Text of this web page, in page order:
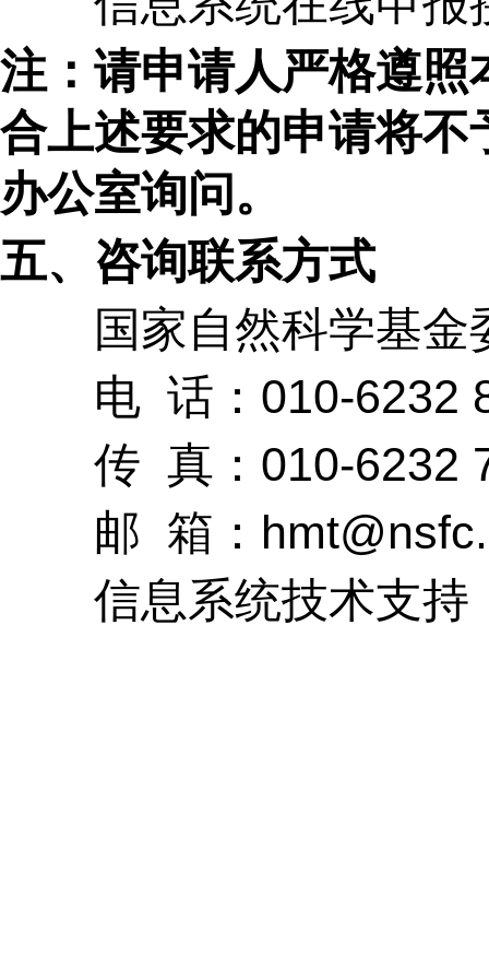
注：请申请人严格遵
合上述要求的申请将
办公室询问。
五、咨询联系方式
国家自然科学基金
电 话： 010-6232
传 真： 010-6232
邮 箱：
信息系统技术支持